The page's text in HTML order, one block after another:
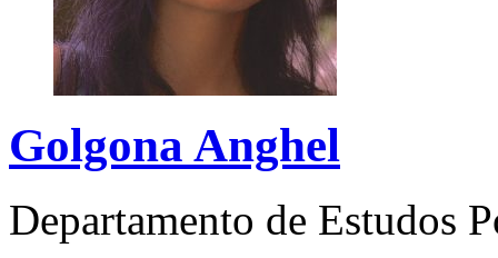
Golgona Anghel
Departamento de Estudos